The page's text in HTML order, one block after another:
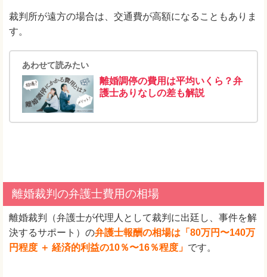
裁判所が遠方の場合は、交通費が高額になることもありま
す。
あわせて読みたい
離婚調停の費用は平均いくら？弁
護士ありなしの差も解説
離婚裁判の弁護士費用の相場
離婚裁判（弁護士が代理人として裁判に出廷し、事件を解
決するサポート）の弁護士報酬の相場は「80万円〜140万
円程度 ＋ 経済的利益の10％〜16％程度」 です。